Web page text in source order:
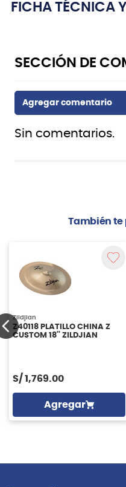
FICHA TÉCNICA
Sin comentarios.
También te
Zildjian
Z40118 PLATILLO CHINA Z
CUSTOM 18'' ZILDJIAN
S/ 1,769.00
Agregar